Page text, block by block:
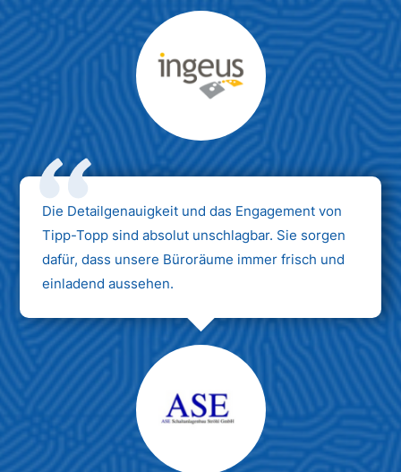
Max Mustermann
Unternehmen AG
Die Detailgenauigkeit und das Engagement von
Tipp-Topp sind absolut unschlagbar. Sie sorgen
dafür, dass unsere Büroräume immer frisch und
einladend aussehen.